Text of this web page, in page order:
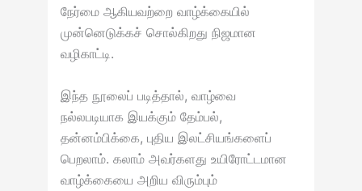
நேர்மை ஆகியவற்றை வாழ்க்கையில்
முன்னெடுக்கச் சொல்கிறது நிஜமான
வழிகாட்டி.
இந்த நூலைப் படித்தால், வாழ்வை
நல்லபடியாக இயக்கும் தேம்பல்,
தன்னம்பிக்கை, புதிய இலட்சியங்களைப்
பெறலாம். கலாம் அவர்களது உயிரோட்டமான
வாழ்க்கையை அறிய விரும்பும்